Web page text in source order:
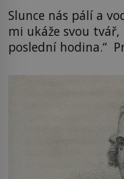
Slunce nás pálí a
mi ukáže svou
poslední hodina.“